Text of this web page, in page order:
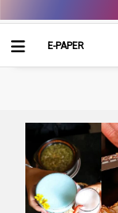
E-PAPER